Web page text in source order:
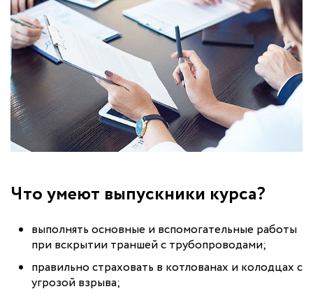
Что умеют выпускники курса?
выполнять основные и вспомогательные работы
при вскрытии траншей с трубопроводами;
правильно страховать в котлованах и колодцах с
угрозой взрыва;